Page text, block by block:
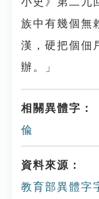
族中有幾個無
漢，硬把個佃
辦。」
相關異體字：
偸
資料來源：
教育部異體字